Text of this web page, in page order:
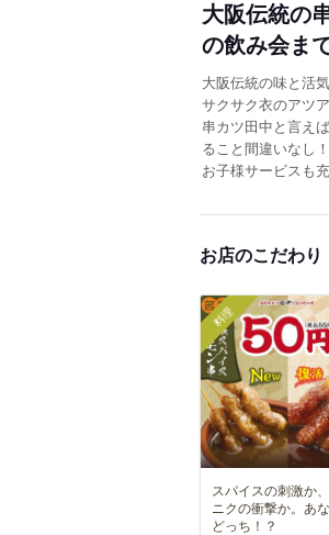
大阪伝統の
の飲み会ま
大阪伝統の味と活
サクサク衣のアツ
串カツ田中と言え
ること間違いなし
お子様サービスも
お店のこだわり
料理
スパイスの刺激か
ニクの衝撃か。あ
どっち！？